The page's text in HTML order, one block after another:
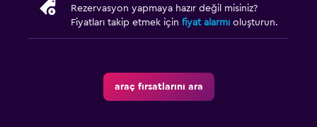
Rezervasyon yapmaya hazır değil misiniz?
Fiyatları takip etmek için fiyat alarmı oluşturun.
araç fırsatlarını ara